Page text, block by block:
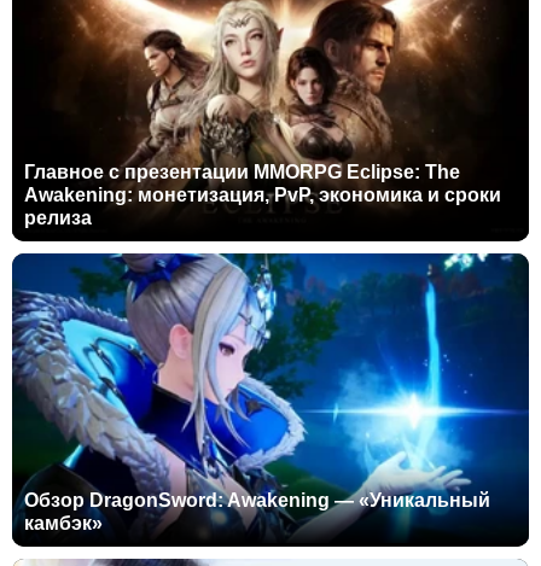
Главное с презентации MMORPG Eclipse: The
Awakening: монетизация, PvP, экономика и сроки
релиза
Обзор DragonSword: Awakening — «Уникальный
камбэк»